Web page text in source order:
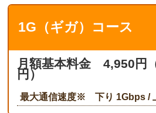
1G（ギガ）コース
月額基本料金 4,950円
円）
最大通信速度※ 下り 1Gbps /